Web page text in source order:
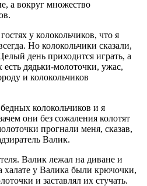
а вокруг множество
у колокольчиков, что я
Но колокольчики сказали,
день приходится играть, а
дядьки-молоточки, ужас,
и колокольчиков
колокольчиков и я
они без сожаления колотят
прогнали меня, сказав,
Валик.
Валик лежал на диване и
халате у Валика были крючочки,
и заставлял их стучать.